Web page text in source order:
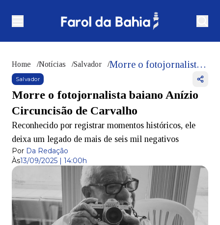
Home /Notícias /Salvador / Morre o fotojornalista baiano Anízio Circuncisão de Carvalho
Salvador
Morre o fotojornalista baiano Anízio
Circuncisão de Carvalho
Reconhecido por registrar momentos históricos, ele
deixa um legado de mais de seis mil negativos
Por Da Redação
Às13/09/2025 | 14:00h